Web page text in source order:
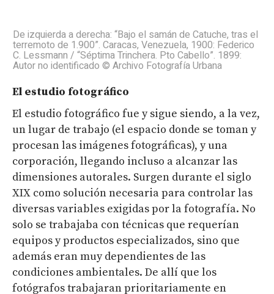
De izquierda a derecha: “Bajo el samán de Catuche, tras el
terremoto de 1.900”. Caracas, Venezuela, 1900: Federico
C. Lessmann / “Séptima Trinchera. Pto Cabello”. 1899:
Autor no identificado © Archivo Fotografía Urbana
El estudio fotográfico
El estudio fotográfico fue y sigue siendo, a la vez,
un lugar de trabajo (el espacio donde se toman y
procesan las imágenes fotográficas), y una
corporación, llegando incluso a alcanzar las
dimensiones autorales. Surgen durante el siglo
XIX como solución necesaria para controlar las
diversas variables exigidas por la fotografía. No
solo se trabajaba con técnicas que requerían
equipos y productos especializados, sino que
además eran muy dependientes de las
condiciones ambientales. De allí que los
fotógrafos trabajaran prioritariamente en